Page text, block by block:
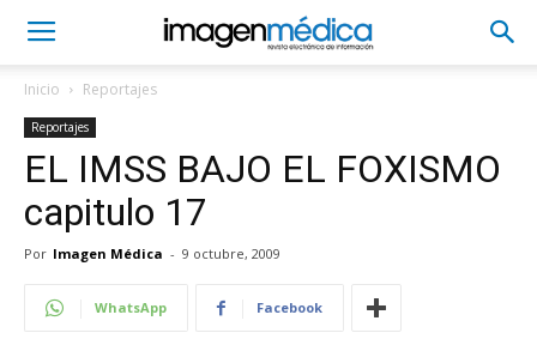
Inicio Reportajes
Reportajes
EL IMSS BAJO EL FOXISMO
capitulo 17
Por Imagen Médica - 9 octubre, 2009
WhatsApp Facebook